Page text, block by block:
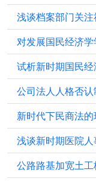
浅谈档案部门关
对发展国民经济
试析新时期国民
公司法人人格否
新时代下民商法
浅谈新时期医院
公路路基加宽土